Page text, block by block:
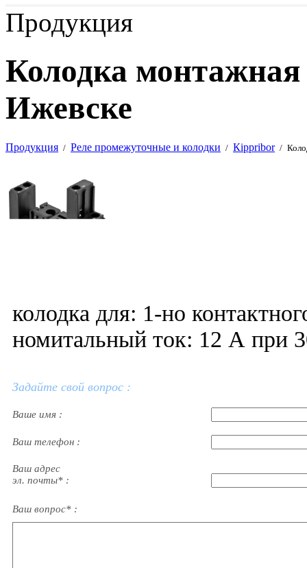
Продукция
Колодка
Ижевске
Продукция / Реле промежуточные и колодки / Кippribor /
колодка для: 1-но
номитальный ток: 12 А при
Задайте свой вопрос :
Ваше имя :
Ваш телефон :
Ваш адрес
эл. почты* :
Ваш вопрос* :